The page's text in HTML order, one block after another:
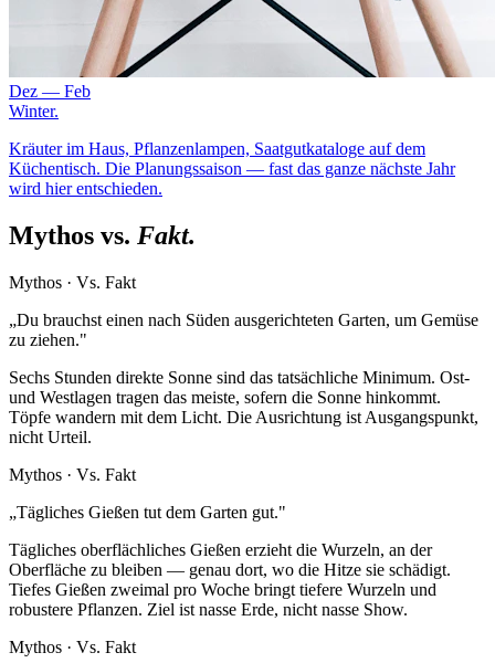
Dez — Feb
Winter.
Kräuter im Haus, Pflanzenlampen, Saatgutkataloge auf dem
Küchentisch. Die Planungssaison — fast das ganze nächste Jahr
wird hier entschieden.
Mythos vs. Fakt.
Mythos · Vs. Fakt
„Du brauchst einen nach Süden ausgerichteten Garten, um Gemüse
zu ziehen."
Sechs Stunden direkte Sonne sind das tatsächliche Minimum. Ost-
und Westlagen tragen das meiste, sofern die Sonne hinkommt.
Töpfe wandern mit dem Licht. Die Ausrichtung ist Ausgangspunkt,
nicht Urteil.
Mythos · Vs. Fakt
„Tägliches Gießen tut dem Garten gut."
Tägliches oberflächliches Gießen erzieht die Wurzeln, an der
Oberfläche zu bleiben — genau dort, wo die Hitze sie schädigt.
Tiefes Gießen zweimal pro Woche bringt tiefere Wurzeln und
robustere Pflanzen. Ziel ist nasse Erde, nicht nasse Show.
Mythos · Vs. Fakt